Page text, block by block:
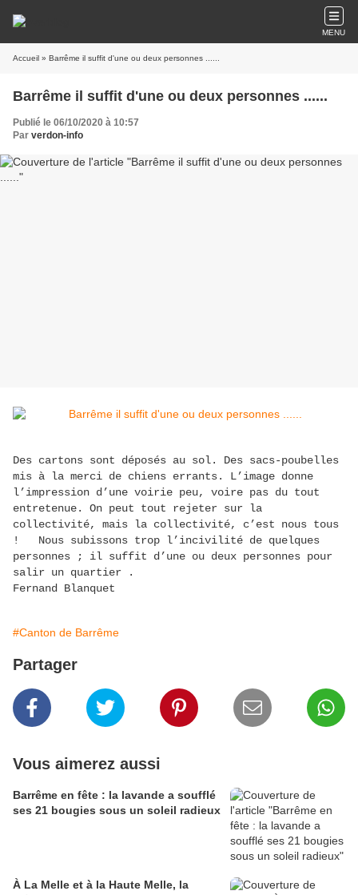
MENU
Accueil » Barrême il suffit d'une ou deux personnes ......
Barrême il suffit d'une ou deux personnes ......
Publié le 06/10/2020 à 10:57
Par verdon-info
Des cartons sont déposés au sol. Des sacs-poubelles
mis à la merci de chiens errants. L’image donne
l’impression d’une voirie peu, voire pas du tout
entretenue. On peut tout rejeter sur la
collectivité, mais la collectivité, c’est nous tous
! Nous subissons trop l’incivilité de quelques
personnes ; il suffit d’une ou deux personnes pour
salir un quartier .
Fernand Blanquet
#Canton de Barrême
Partager
Vous aimerez aussi
Barrême en fête : la lavande a soufflé
ses 21 bougies sous un soleil radieux
À La Melle et à la Haute Melle, la